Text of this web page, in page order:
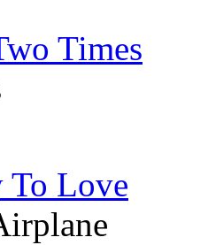
Times
To Love